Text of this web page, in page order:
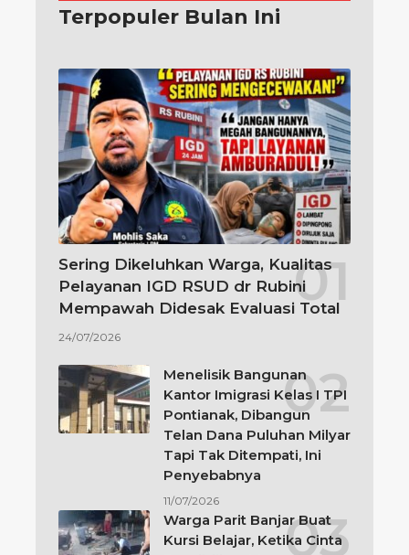
Terpopuler Bulan Ini
Sering Dikeluhkan Warga, Kualitas
Pelayanan IGD RSUD dr Rubini
Mempawah Didesak Evaluasi Total
24/07/2026
Menelisik Bangunan
Kantor Imigrasi Kelas I TPI
Pontianak, Dibangun
Telan Dana Puluhan Milyar
Tapi Tak Ditempati, Ini
Penyebabnya
11/07/2026
Warga Parit Banjar Buat
Kursi Belajar, Ketika Cinta